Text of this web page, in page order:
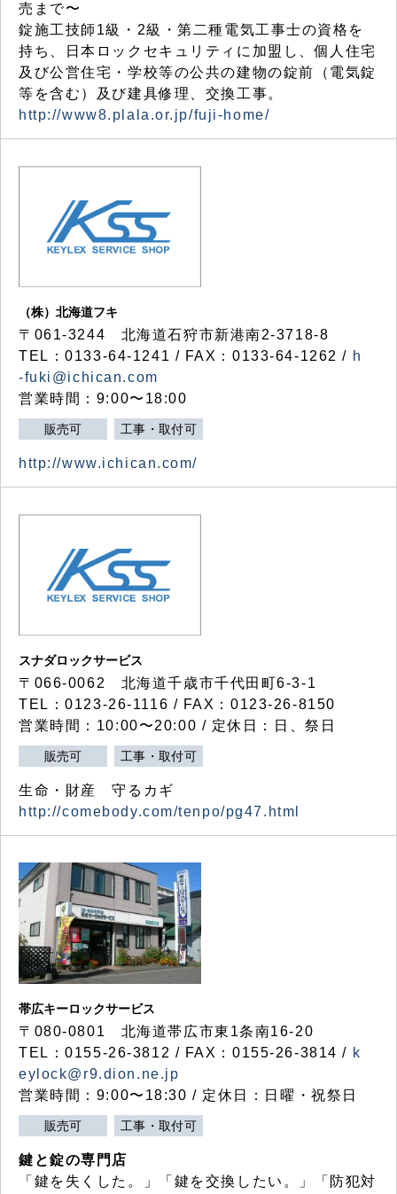
売まで〜
錠施工技師1級・2級・第二種電気工事士の資格を
持ち、日本ロックセキュリティに加盟し、個人住宅
及び公営住宅・学校等の公共の建物の錠前（電気錠
等を含む）及び建具修理、交換工事。
http://www8.plala.or.jp/fuji-home/
（株）北海道フキ
〒061-3244 北海道石狩市新港南2-3718-8
TEL：0133-64-1241 / FAX：0133-64-1262 / h
-fuki@ichican.com
営業時間：9:00〜18:00
販売可 工事・取付可
http://www.ichican.com/
スナダロックサービス
〒066-0062 北海道千歳市千代田町6-3-1
TEL：0123-26-1116 / FAX：0123-26-8150
営業時間：10:00〜20:00 / 定休日：日、祭日
販売可 工事・取付可
生命・財産 守るカギ
http://comebody.com/tenpo/pg47.html
帯広キーロックサービス
〒080-0801 北海道帯広市東1条南16-20
TEL：0155-26-3812 / FAX：0155-26-3814 / k
eylock@r9.dion.ne.jp
営業時間：9:00〜18:30 / 定休日：日曜・祝祭日
販売可 工事・取付可
鍵と錠の専門店
「鍵を失くした。」「鍵を交換したい。」「防犯対